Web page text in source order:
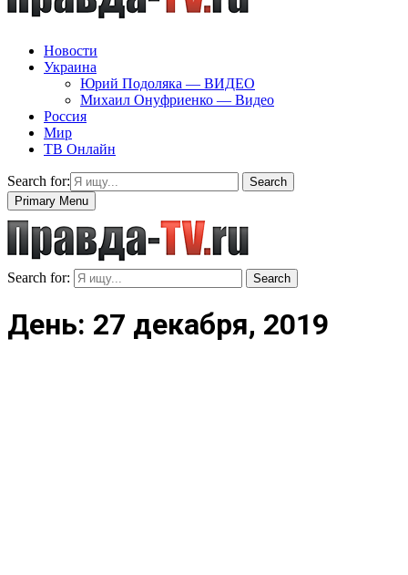
Новости
Украина
Юрий Подоляка — ВИДЕО
Михаил Онуфриенко — Видео
Россия
Мир
ТВ Онлайн
Search for:
Search
Primary Menu
Search for: Search
День: 27 декабря, 2019